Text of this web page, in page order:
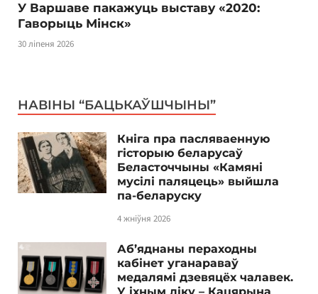
У Варшаве пакажуць выставу «2020:
Гаворыць Мінск»
30 ліпеня 2026
НАВІНЫ “БАЦЬКАЎШЧЫНЫ”
Кніга пра пасляваенную
гісторыю беларусаў
Беласточчыны «Камяні
мусілі паляцець» выйшла
па-беларуску
4 жніўня 2026
Аб’яднаны пераходны
кабінет уганараваў
медалямі дзевяцёх чалавек.
У іхным ліку – Кацярына